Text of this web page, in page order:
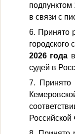
подпунктом
в связи с
6. Принято
городского
2026 года
судей в
7. Принято